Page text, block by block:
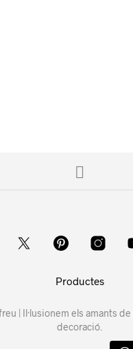
Productes
| Il·lusionem els amants
decoració.